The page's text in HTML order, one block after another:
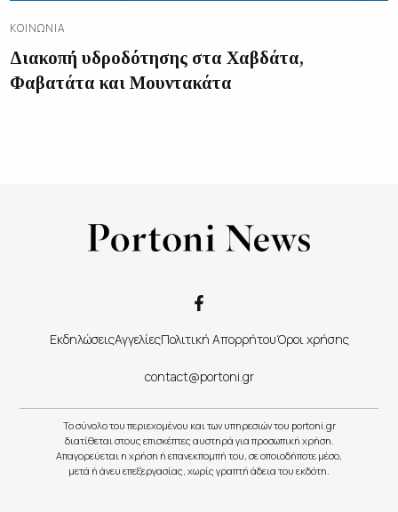
ΚΟΙΝΩΝΊΑ
Διακοπή υδροδότησης στα Χαβδάτα,
Φαβατάτα και Μουντακάτα
ΕκδηλώσειςΑγγελίεςΠολιτική ΑπορρήτουΌροι χρήσης
contact@portoni.gr
Το σύνολο του περιεχομένου και των υπηρεσιών του portoni.gr
διατίθεται στους επισκέπτες αυστηρά για προσωπική χρήση.
Απαγορεύεται η χρήση ή επανεκπομπή του, σε οποιοδήποτε μέσο,
μετά ή άνευ επεξεργασίας, χωρίς γραπτή άδεια του εκδότη.